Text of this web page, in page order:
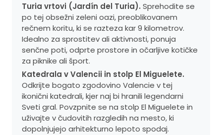
Turia vrtovi (Jardín del Turia). Sprehodite se
po tej obsežni zeleni oazi, preoblikovanem
rečnem koritu, ki se razteza kar 9 kilometrov.
Idealno za sprostitev ali aktivnosti, ponuja
senčne poti, odprte prostore in očarljive kotičke
za piknike ali šport.
Katedrala v Valencii in stolp El Miguelete.
Odkrijte bogato zgodovino Valencie v tej
ikonični katedrali, kjer naj bi hranili legendarni
Sveti gral. Povzpnite se na stolp El Miguelete in
uživajte v čudovitih razgledih na mesto, ki
dopolnjujejo arhitekturno lepoto spodaj.